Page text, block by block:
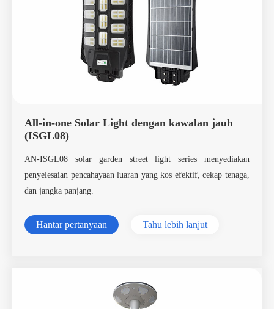
All-in-one Solar Light dengan kawalan jauh
(ISGL08)
AN-ISGL08 solar garden street light series menyediakan
penyelesaian pencahayaan luaran yang kos efektif, cekap tenaga,
dan jangka panjang.
Hantar pertanyaan Tahu lebih lanjut